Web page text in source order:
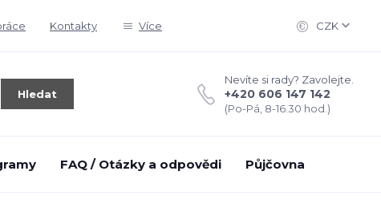
Kontakty Více CZK
Hledat
Nevíte si rady? Zavolejte.
+420 606 147 142
(Po-Pá, 8-16.30 hod.)
FAQ / Otázky a odpovědi Půjčovna